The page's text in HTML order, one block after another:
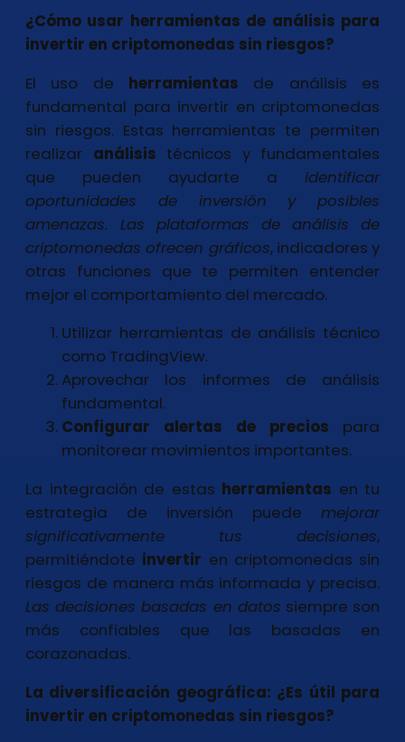
¿Cómo usar herramientas de análisis para
invertir en criptomonedas sin riesgos?
El uso de herramientas de análisis es
fundamental para invertir en criptomonedas
sin riesgos. Estas herramientas te permiten
realizar análisis técnicos y fundamentales
que pueden ayudarte a identificar
oportunidades de inversión y posibles
amenazas. Las plataformas de análisis de
criptomonedas ofrecen gráficos, indicadores y
otras funciones que te permiten entender
mejor el comportamiento del mercado.
Utilizar herramientas de análisis técnico
como TradingView.
Aprovechar los informes de análisis
fundamental.
Configurar alertas de precios para
monitorear movimientos importantes.
La integración de estas herramientas en tu
estrategia de inversión puede mejorar
significativamente tus decisiones,
permitiéndote invertir en criptomonedas sin
riesgos de manera más informada y precisa.
Las decisiones basadas en datos siempre son
más confiables que las basadas en
corazonadas.
La diversificación geográfica: ¿Es útil para
invertir en criptomonedas sin riesgos?